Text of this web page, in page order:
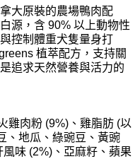
大原裝的農場鴨肉配
源，含 90% 以上動物性
控制體重犬隻量身打
植萃配方，支持關
追求天然營養與活力的
雞肉粉 (9%)、雞脂肪 (以
、地瓜、綠豌豆、黃豌
味 (2%)、亞麻籽、蘋果